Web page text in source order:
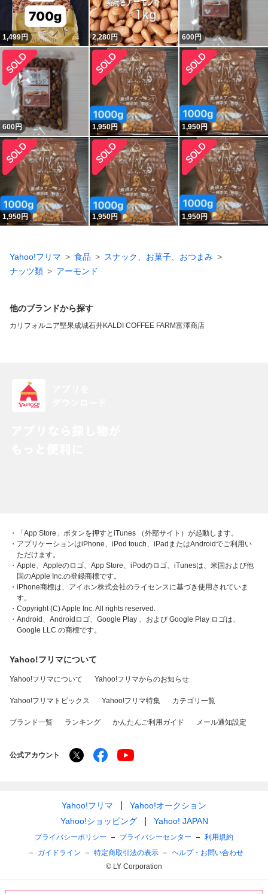
1,499円 2,280円 600円
600円 1,950円 1,950円
1,950円 1,950円 1,950円
Yahoo!フリマ 食品
スナック、お菓子、おつまみ
ナッツ類
アーモンド
他のブランドから探す
カリフォルニア堅果成城石井KALDI COFFEE FARM富澤商店
・「App Store」ボタンを押すとiTunes （外部サイト）が起動します。
・アプリケーションはiPhone、iPod touch、iPadまたはAndroidでご利用い
ただけます。
・Apple、Appleのロゴ、App Store、iPodのロゴ、iTunesは、米国および他
国のApple Inc.の登録商標です。
・iPhone商標は、アイホン株式会社のライセンスに基づき使用されていま
す。
・Copyright (C) Apple Inc. All rights reserved.
・Android、Androidロゴ、Google Play 、および Google Play ロゴは、
Google LLC の商標です。
Yahoo!フリマについて
Yahoo!フリマについて Yahoo!フリマからのお知らせ
Yahoo!フリマトピックス Yahoo!フリマ特集 カテゴリ一覧
ブランド一覧 ランキング かんたんご利用ガイド メール通知設定
公式アカウント
Yahoo!フリマ
Yahoo!オークション
Yahoo!ショッピング
Yahoo! JAPAN
プライバシーポリシー プライバシーセンター
利用規約
ガイドライン
特定商取引法の表示
ヘルプ・お問い合わせ
© LY Corporation